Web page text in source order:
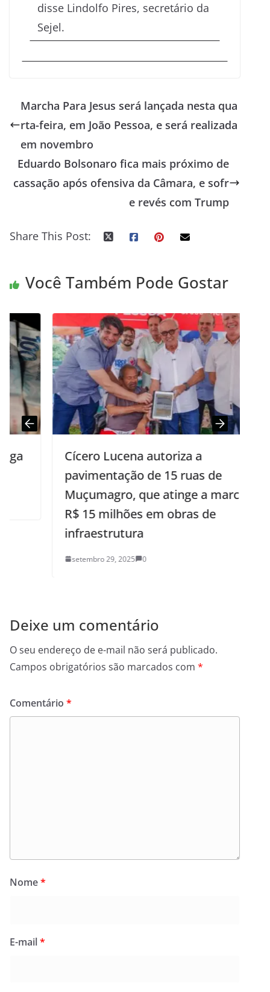
disse Lindolfo Pires, secretário da
Sejel.
Marcha Para Jesus será lançada nesta qua
rta-feira, em João Pessoa, e será realizada
em novembro
Eduardo Bolsonaro fica mais próximo de
cassação após ofensiva da Câmara, e sofr
e revés com Trump
Share This Post:
Você Também Pode Gostar
Cícero Lucena autoriza a
pavimentação de 15 ruas de
Muçumagro, que atinge a marca de
R$ 15 milhões em obras de
infraestrutura
setembro 29, 2025 0
Deixe um comentário
O seu endereço de e-mail não será publicado.
Campos obrigatórios são marcados com *
Comentário *
Nome*
E-mail*